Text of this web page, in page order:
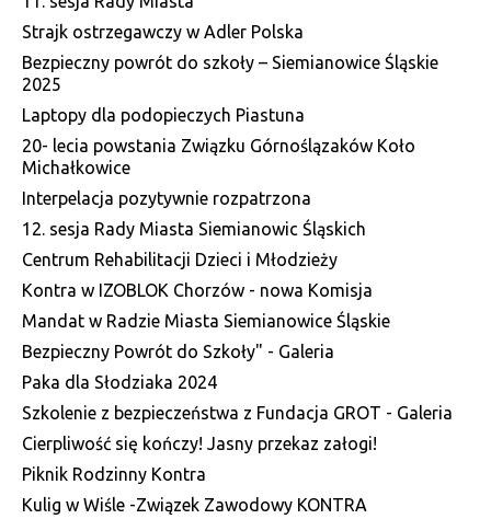
Strajk ostrzegawczy w Adler Polska
Bezpieczny powrót do szkoły – Siemianowice Śląskie
2025
Laptopy dla podopieczych Piastuna
20- lecia powstania Związku Górnoślązaków Koło
Michałkowice
Interpelacja pozytywnie rozpatrzona
12. sesja Rady Miasta Siemianowic Śląskich
Centrum Rehabilitacji Dzieci i Młodzieży
Kontra w IZOBLOK Chorzów - nowa Komisja
Mandat w Radzie Miasta Siemianowice Śląskie
Bezpieczny Powrót do Szkoły" - Galeria
Paka dla Słodziaka 2024
Szkolenie z bezpieczeństwa z Fundacja GROT - Galeria
Cierpliwość się kończy! Jasny przekaz załogi!
Piknik Rodzinny Kontra
Kulig w Wiśle -Związek Zawodowy KONTRA